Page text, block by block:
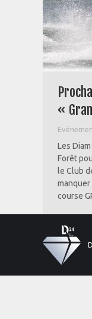
«
Les
Forêt
le Club
manquer
course